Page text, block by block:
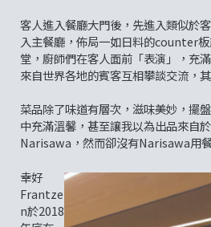
客人進入餐廳大門後，先進入類似於
入主餐廳，佈局一如日料的counter
堂，廚師們在客人面前「表演」，充
來自世界各地的賓客互相攀談交流，
菜品除了味道有層次，滋味美妙，擺
中充滿溫馨，甚至讓我以為出品來自
Narisawa，然而卻沒有Narisawa用
幸好
Frantze
n於2018